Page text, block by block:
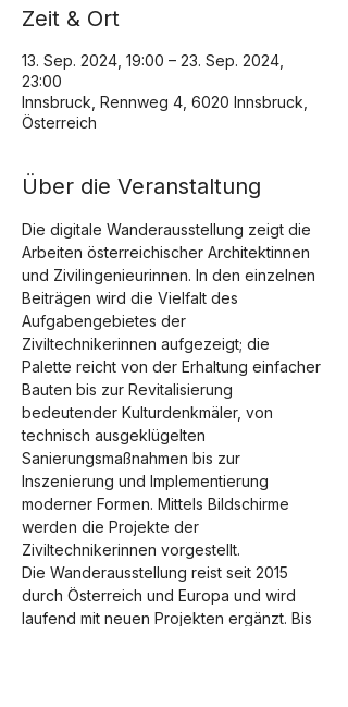
Zeit & Ort
13. Sep. 2024, 19:00 – 23. Sep. 2024,
23:00
Innsbruck, Rennweg 4, 6020 Innsbruck,
Österreich
Über die Veranstaltung
Die digitale Wanderausstellung zeigt die
Arbeiten österreichischer Architektinnen
und Zivilingenieurinnen. In den einzelnen
Beiträgen wird die Vielfalt des
Aufgabengebietes der
Ziviltechnikerinnen aufgezeigt; die
Palette reicht von der Erhaltung einfacher
Bauten bis zur Revitalisierung
bedeutender Kulturdenkmäler, von
technisch ausgeklügelten
Sanierungsmaßnahmen bis zur
Inszenierung und Implementierung
moderner Formen. Mittels Bildschirme
werden die Projekte der
Ziviltechnikerinnen vorgestellt.
Die Wanderausstellung reist seit 2015
durch Österreich und Europa und wird
laufend mit neuen Projekten ergänzt. Bis